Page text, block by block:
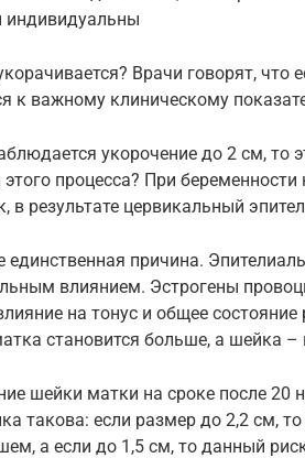
индивидуальны
Врачи говорят, что
к важному клиническому
укорочение до 2 см, то
процесса? При
в результате цервикальный
единственная причина.
влиянием. Эстрогены
на тонус и общее
становится больше, а шейка –
шейки матки на сроке после 20
такова: если размер до 2,2 см,
а если до 1,5 см, то данный